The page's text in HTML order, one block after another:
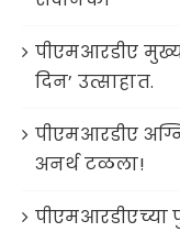
पीएमआरडीए
दिन’ उत्साहात.
पीएमआरडीए
अनर्थ टळला!